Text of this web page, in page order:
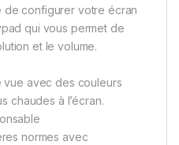
de configurer votre écran
qui vous permet de
et le volume.
avec des couleurs
chaudes à l’écran.
normes avec